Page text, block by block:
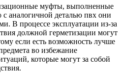
муфты, выполненные
аналогичной деталью пвх они
В процессе эксплуатации из-за
должной герметизации могут
если есть возможность лучше
во избежание
которые могут за собой